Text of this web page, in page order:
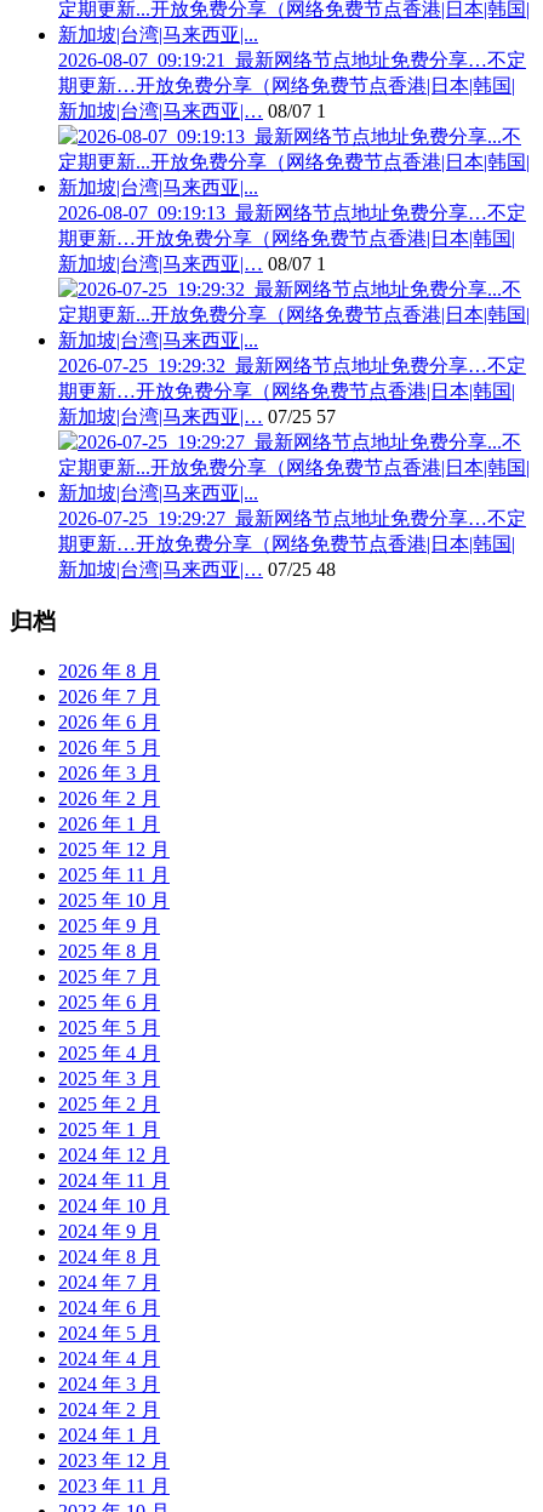
2026-08-07_09:19:21_最新网络节点地址免费分享…不定
期更新…开放免费分享（网络免费节点香港|日本|韩国|
新加坡|台湾|马来西亚|… 08/07 1
2026-08-07_09:19:13_最新网络节点地址免费分享…不定
期更新…开放免费分享（网络免费节点香港|日本|韩国|
新加坡|台湾|马来西亚|… 08/07 1
2026-07-25_19:29:32_最新网络节点地址免费分享…不定
期更新…开放免费分享（网络免费节点香港|日本|韩国|
新加坡|台湾|马来西亚|… 07/25 57
2026-07-25_19:29:27_最新网络节点地址免费分享…不定
期更新…开放免费分享（网络免费节点香港|日本|韩国|
新加坡|台湾|马来西亚|… 07/25 48
归档
2026 年 8 月
2026 年 7 月
2026 年 6 月
2026 年 5 月
2026 年 3 月
2026 年 2 月
2026 年 1 月
2025 年 12 月
2025 年 11 月
2025 年 10 月
2025 年 9 月
2025 年 8 月
2025 年 7 月
2025 年 6 月
2025 年 5 月
2025 年 4 月
2025 年 3 月
2025 年 2 月
2025 年 1 月
2024 年 12 月
2024 年 11 月
2024 年 10 月
2024 年 9 月
2024 年 8 月
2024 年 7 月
2024 年 6 月
2024 年 5 月
2024 年 4 月
2024 年 3 月
2024 年 2 月
2024 年 1 月
2023 年 12 月
2023 年 11 月